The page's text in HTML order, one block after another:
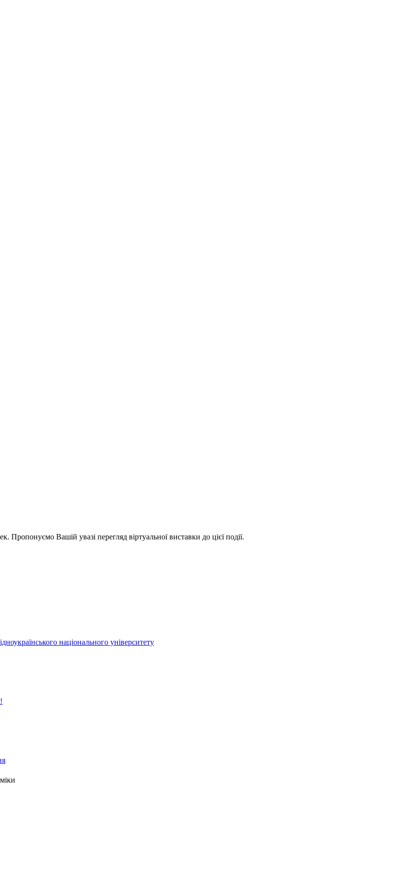
Пропонуємо Вашій увазі перегляд віртуальної виставки до цієї події.
національного університету